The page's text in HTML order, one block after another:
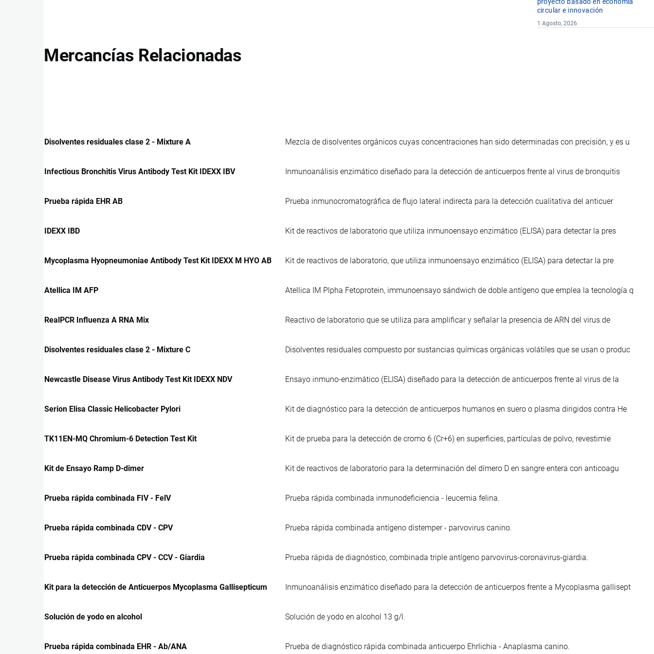
proyecto basado en economía
circular e innovación
1 Agosto, 2026
Mercancías Relacionadas
Disolventes residuales clase 2 - Mixture A Mezcla de disolventes orgánicos cuyas concentraciones han sido determinadas con precisión, y es u
Infectious Bronchitis Virus Antibody Test Kit IDEXX IBV Inmunoanálisis enzimático diseñado para la detección de anticuerpos frente al virus de bronquitis
Prueba rápida EHR AB Prueba inmunocromatográfica de flujo lateral indirecta para la detección cualitativa del anticuer
IDEXX IBD Kit de reactivos de laboratorio que utiliza inmunoensayo enzimático (ELISA) para detectar la pres
Mycoplasma Hyopneumoniae Antibody Test Kit IDEXX M HYO AB Kit de reactivos de laboratorio, que utiliza inmunoensayo enzimático (ELISA) para detectar la pre
Atellica IM AFP Atellica IM Plpha Fetoprotein, immunoensayo sándwich de doble antígeno que emplea la tecnología q
RealPCR Influenza A RNA Mix Reactivo de laboratorio que se utiliza para amplificar y señalar la presencia de ARN del virus de
Disolventes residuales clase 2 - Mixture C Disolventes residuales compuesto por sustancias químicas orgánicas volátiles que se usan o produc
Newcastle Disease Virus Antibody Test Kit IDEXX NDV Ensayo inmuno-enzimático (ELISA) diseñado para la detección de anticuerpos frente al virus de la
Serion Elisa Classic Helicobacter Pylori Kit de diagnóstico para la detección de anticuerpos humanos en suero o plasma dirigidos contra He
TK11EN-MQ Chromium-6 Detection Test Kit Kit de prueba para la detección de cromo 6 (Cr+6) en superficies, partículas de polvo, revestimie
Kit de Ensayo Ramp D-dimer Kit de reactivos de laboratorio para la determinación del dímero D en sangre entera con anticoagu
Prueba rápida combinada FIV - FelV Prueba rápida combinada inmunodeficiencia - leucemia felina.
Prueba rápida combinada CDV - CPV Prueba rápida combinada antígeno distemper - parvovirus canino.
Prueba rápida combinada CPV - CCV - Giardia Prueba rápida de diagnóstico, combinada triple antígeno parvovirus-coronavirus-giardia.
Kit para la detección de Anticuerpos Mycoplasma Gallisepticum Inmunoanálisis enzimático diseñado para la detección de anticuerpos frente a Mycoplasma gallisept
Solución de yodo en alcohol Solución de yodo en alcohol 13 g/l.
Prueba rápida combinada EHR - Ab/ANA Prueba de diagnóstico rápida combinada anticuerpo Ehrlichia - Anaplasma canino.